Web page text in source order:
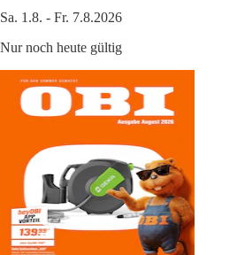
Sa. 1.8. - Fr. 7.8.2026
Nur noch heute gültig